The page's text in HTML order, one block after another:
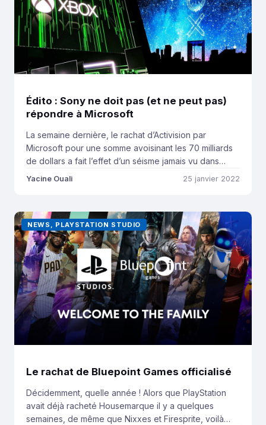
Édito : Sony ne doit pas (et ne peut pas)
répondre à Microsoft
La semaine dernière, le rachat d’Activision par
Microsoft pour une somme avoisinant les 70 milliards
de dollars a fait l’effet d’un séisme jamais vu dans
l’industrie du jeu vidéo. En s’arrogeant les droits
Spencer), Microsoft place ses consoles Xbox et le
[…]
Yacine Ouali 25 janvier 2022
NEWS, PLAYSTATION STUDIO
Le rachat de Bluepoint Games officialisé
Décidemment, quelle année ! Alors que PlayStation
avait déjà racheté Housemarque il y a quelques
semaines, de même que Nixxes et Firesprite, voilà